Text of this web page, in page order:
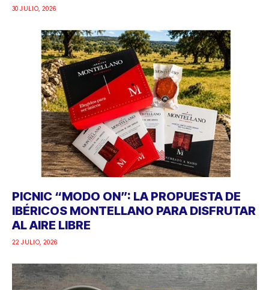
30 JULIO, 2026
PICNIC “MODO ON”: LA PROPUESTA DE
IBÉRICOS MONTELLANO PARA DISFRUTAR
AL AIRE LIBRE
22 JULIO, 2026